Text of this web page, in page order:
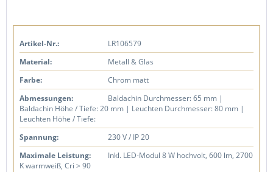
Artikel-Nr.:
LR106579
Material:
Metall & Glas
Farbe:
Chrom matt
Abmessungen:
Baldachin Durchmesser: 65 mm |
Baldachin Höhe / Tiefe: 20 mm | Leuchten Durchmesser: 80 mm |
Leuchten Höhe / Tiefe:
Spannung:
230 V / IP 20
Maximale Leistung:
Inkl. LED-Modul 8 W hochvolt, 600 lm, 2700
K warmweiß, Cri > 90